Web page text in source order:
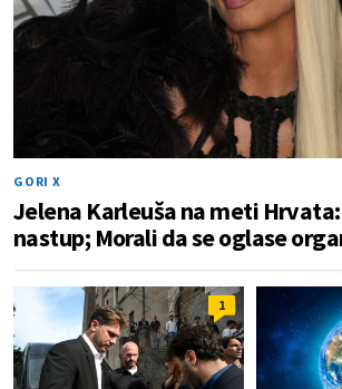
GORI X
Jelena Karleuša na meti
nastup; Morali da se oglase
1